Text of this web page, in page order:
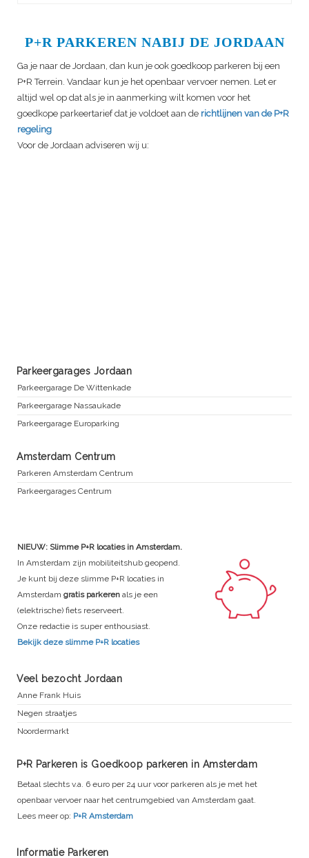
P+R PARKEREN NABIJ DE JORDAAN
Ga je naar de Jordaan, dan kun je ook goedkoop parkeren bij een
P+R Terrein. Vandaar kun je het openbaar vervoer nemen. Let er
altijd wel op dat als je in aanmerking wilt komen voor het
goedkope parkeertarief dat je voldoet aan de richtlijnen van de P+R
regeling
Voor de Jordaan adviseren wij u:
Parkeergarages Jordaan
Parkeergarage De Wittenkade
Parkeergarage Nassaukade
Parkeergarage Europarking
Amsterdam Centrum
Parkeren Amsterdam Centrum
Parkeergarages Centrum
NIEUW: Slimme P+R locaties in Amsterdam.
In Amsterdam zijn mobiliteitshub geopend.
Je kunt bij deze slimme P+R locaties in
Amsterdam gratis parkeren als je een
(elektrische) fiets reserveert.
Onze redactie is super enthousiast.
Bekijk deze slimme P+R locaties
Veel bezocht Jordaan
Anne Frank Huis
Negen straatjes
Noordermarkt
P+R Parkeren is Goedkoop parkeren in Amsterdam
Betaal slechts v.a. 6 euro per 24 uur voor parkeren als je met het
openbaar vervoer naar het centrumgebied van Amsterdam gaat.
Lees meer op: P+R Amsterdam
Informatie Parkeren